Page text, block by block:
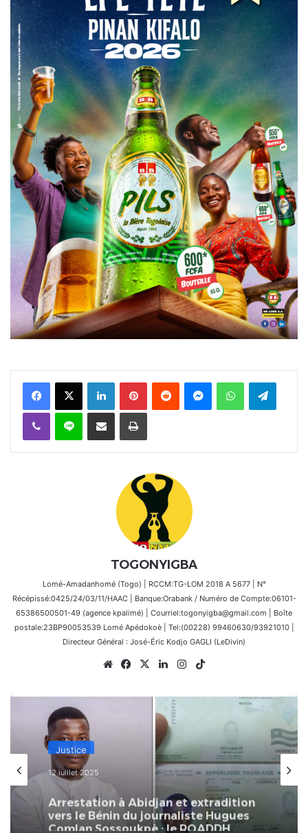
FacebookX Linkedin PinterestReddit MessengerWhatsAppTelegram
Viber Ligne Partager par email Imprimer
TOGONYIGBA
Lomé-Amadanhomé (Togo) | RCCM:TG-LOM 2018 A 5677 | N°
Récépissé:0425/24/03/11/HAAC | Banque:Orabank / Numéro de Compte:06101-
65386500501-49 (agence kpalimé) | Courriel:togonyigba@gmail.com | Boîte
postale:23BP90053539 Lomé Apédokoè | Tel:(00228) 99460630/93921010 |
Directeur Général : José-Éric Kodjo GAGLI (LeDivin)
WebsiteFacebook
X LinkedinInstagram
Justice
12 juillet 2025
Arrestation à Abidjan et extradition
vers le Bénin du journaliste Hugues
Comlan Sossoukpè : le ROADDH
réagit